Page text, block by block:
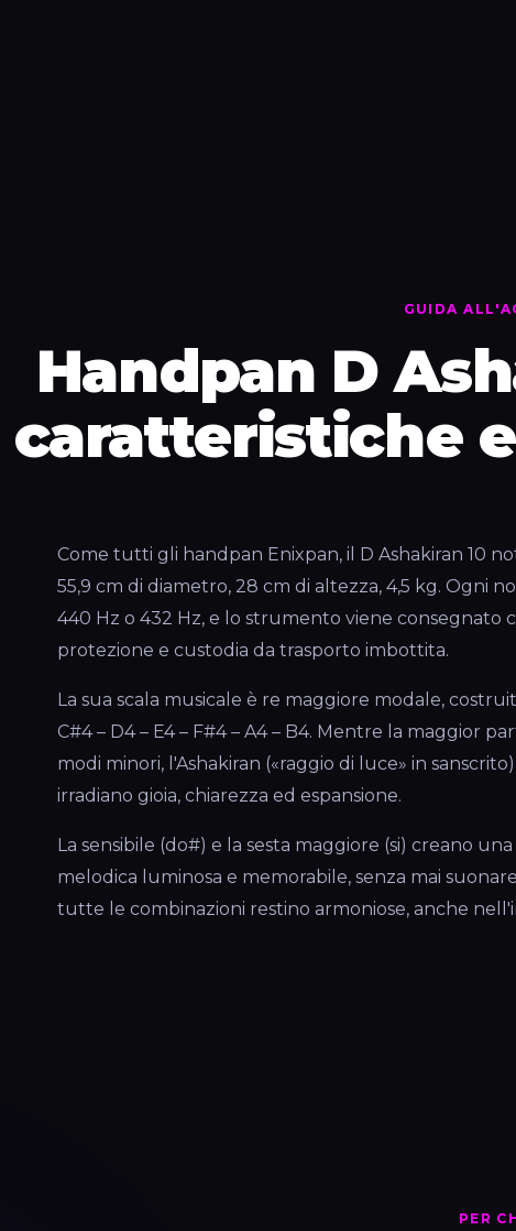
GUIDA
Handpan D
caratteristiche
Come tutti gli handpan Enixpan, il D Ashakiran 10
55,9 cm di diametro, 28 cm di altezza, 4,5 kg. Ogni
440 Hz o 432 Hz, e lo strumento viene consegnato
protezione e custodia da trasporto imbottita.
La sua scala musicale è re maggiore modale,
C#4 – D4 – E4 – F#4 – A4 – B4. Mentre la maggior
modi minori, l'Ashakiran («raggio di luce» in
irradiano gioia, chiarezza ed espansione.
La sensibile (do#) e la sesta maggiore (si) creano
melodica luminosa e memorabile, senza mai
tutte le combinazioni restino armoniose, anche
PER